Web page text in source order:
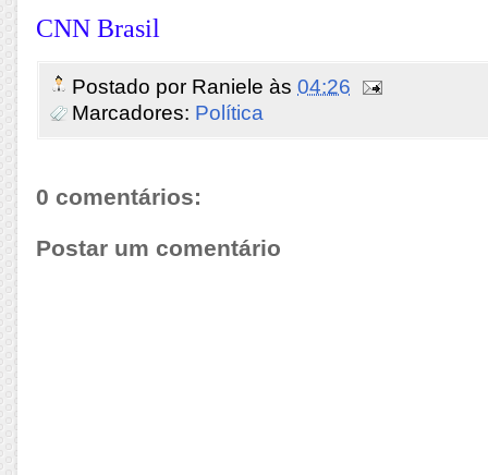
CNN Brasil
Postado por Raniele às 04:26
Marcadores: Política
0 comentários:
Postar um comentário